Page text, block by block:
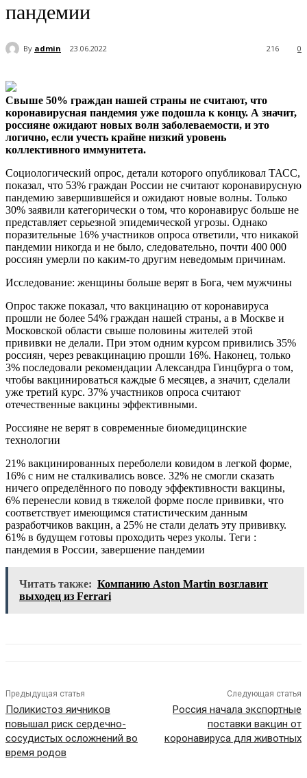
пандемии
By admin 23.06.2022 0
216
Свыше 50% граждан нашей страны не считают, что
коронавирусная пандемия уже подошла к концу. А значит,
россияне ожидают новых волн заболеваемости, и это
логично, если учесть крайне низкий уровень
коллективного иммунитета.
Социологический опрос, детали которого опубликовал ТАСС,
показал, что 53% граждан России не считают коронавирусную
пандемию завершившейся и ожидают новые волны. Только
30% заявили категорически о том, что коронавирус больше не
представляет серьезной эпидемической угрозы. Однако
поразительные 16% участников опроса ответили, что никакой
пандемии никогда и не было, следовательно, почти 400 000
россиян умерли по каким-то другим неведомым причинам.
Исследование: женщины больше верят в Бога, чем мужчины
Опрос также показал, что вакцинацию от коронавируса
прошли не более 54% граждан нашей страны, а в Москве и
Московской области свыше половины жителей этой
прививки не делали. При этом одним курсом привились 35%
россиян, через ревакцинацию прошли 16%. Наконец, только
3% последовали рекомендации Александра Гинцбурга о том,
чтобы вакцинироваться каждые 6 месяцев, а значит, сделали
уже третий курс. 37% участников опроса считают
отечественные вакцины эффективными.
Россияне не верят в современные биомедицинские
технологии
21% вакцинированных переболели ковидом в легкой форме,
16% с ним не сталкивались вовсе. 32% не смогли сказать
ничего определённого по поводу эффективности вакцины,
6% перенесли ковид в тяжелой форме после прививки, что
соответствует имеющимся статистическим данным
разработчиков вакцин, а 25% не стали делать эту прививку.
61% в будущем готовы проходить через уколы. Теги :
пандемия в России, завершение пандемии
Читать также: Компанию Aston Martin возглавит
выходец из Ferrari
Предыдущая статья
Поликистоз яичников
повышал риск сердечно-
сосудистых осложнений во
время родов
Следующая статья
Россия начала экспортные
поставки вакцин от
коронавируса для животных